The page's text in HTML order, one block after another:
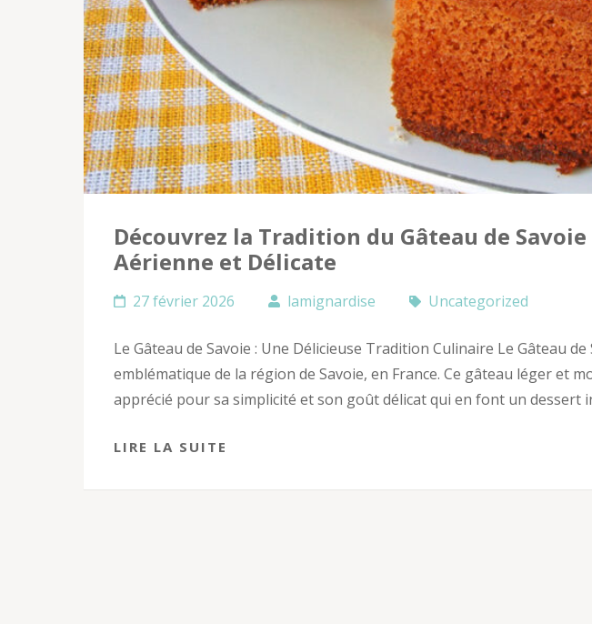
Découvrez la Tradition du Gâteau de
Aérienne et Délicate
27 février 2026 lamignardise Uncategorized
Le Gâteau de Savoie : Une Délicieuse Tradition Culinaire Le Gâteau
emblématique de la région de Savoie, en France. Ce gâteau léger et
apprécié pour sa simplicité et son goût délicat qui en font un dessert
LIRE LA SUITE